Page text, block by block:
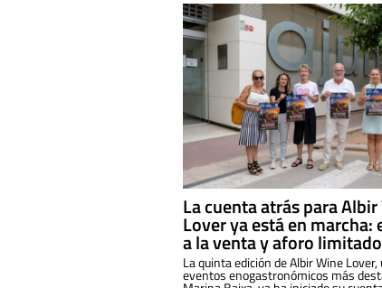
La cuenta atrás para
Lover ya está en marcha:
a la venta y aforo limitado
La quinta edición de Albir Wine Lover,
eventos enogastronómicos más